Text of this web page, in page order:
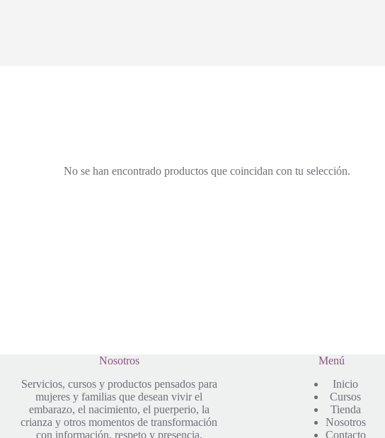
No se han encontrado productos que coincidan con tu selección.
Nosotros
Servicios, cursos y productos pensados para
mujeres y familias que desean vivir el
embarazo, el nacimiento, el puerperio, la
crianza y otros momentos de transformación
con información, respeto y presencia,
Menú
Inicio
Cursos
Tienda
Nosotros
Contacto